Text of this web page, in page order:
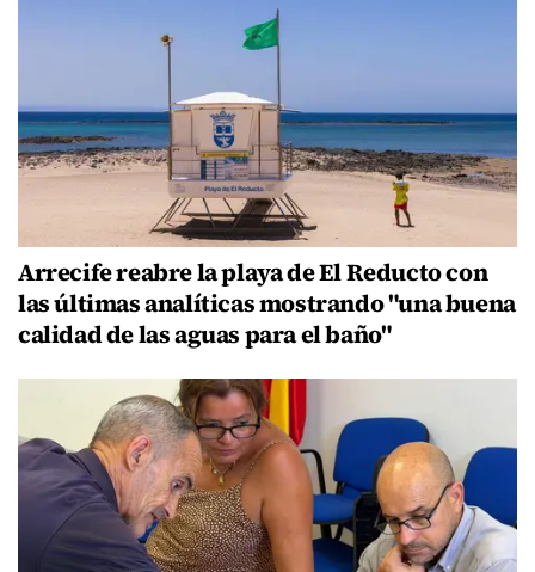
Arrecife reabre la playa de El Reducto con
las últimas analíticas mostrando "una buena
calidad de las aguas para el baño"